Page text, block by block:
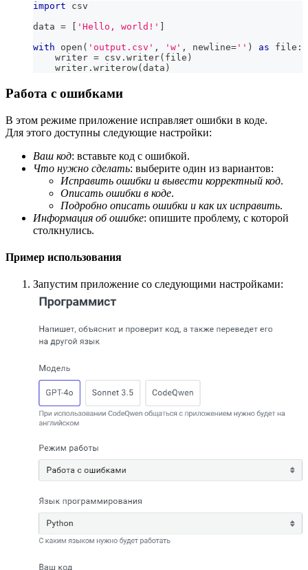
import csv
data = 'Hello, world!'
with
open ( 'output.csv' , 'w' , newline= '' ) as file :
    writer
= csv . writer( file )
    writer
. writerow( data )
Работа с ошибками
В этом режиме приложение исправляет ошибки в коде.
Для этого доступны следующие настройки:
Ваш код: вставьте код с ошибкой.
Что нужно сделать: выберите один из вариантов:
Исправить ошибки и вывести корректный код.
Описать ошибки в коде.
Подробно описать ошибки и как их исправить.
Информация об ошибке: опишите проблему, с которой
столкнулись.
Пример использования
Запустим приложение со следующими настройками: